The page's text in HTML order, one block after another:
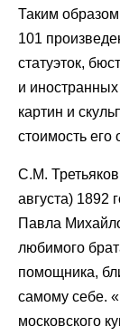
Таким
101
статуэток,
и
картин и
стоимость его
С.М.
августа) 1892
Павла
любимого
помощника,
самому себе.
московского